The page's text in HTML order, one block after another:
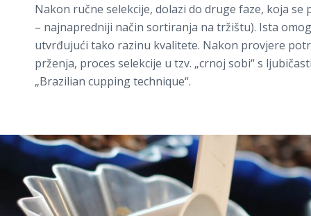
Nakon ručne selekcije, dolazi do druge faze, koja se
– najnapredniji način sortiranja na tržištu). Ista
utvrđujući tako razinu kvalitete. Nakon provjere
prženja, proces selekcije u tzv. „crnoj sobi“ s
„Brazilian cupping technique“.